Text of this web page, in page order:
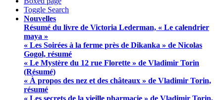
Toggle Search
Nouvelles
Résumé du livre de Victoria Lederman, « Le calendrier
maya »
« Les Soirées à la ferme près de Dikanka » de Nicolas
Gogol, résumé
« Le Mystère du 12 rue Florette » de Vladimir Torin
(Résumé)
« À propos des nez et des châteaux » de Vladimir Torin,
résumé
« Les secrets de la vieille pharmacie » de Vladimir Torin,